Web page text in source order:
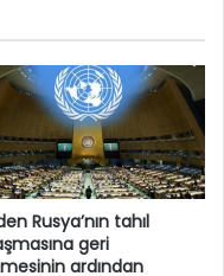
Rusya’nın tahıl
geri
ardından